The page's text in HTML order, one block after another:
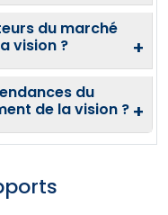
du marché
vision ?
+
du
de la vision ? +